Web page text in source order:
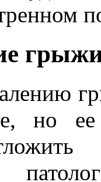
но ее